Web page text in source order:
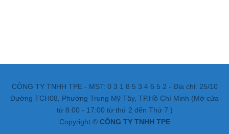
CÔNG TY TNHH TPE - MST: 0 3 1 8 5 3 4 6 5 2 - Địa chỉ: 25/10
Đường TCH08, Phường Trung Mỹ Tây, TP.Hồ Chí Minh (Mở cửa
từ 8:00 - 17:00 từ thứ 2 đến Thứ 7 )
Copyright © CÔNG TY TNHH TPE